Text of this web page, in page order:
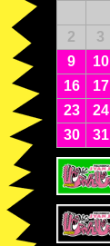
2
3
9
10
16
17
23
24
30
31